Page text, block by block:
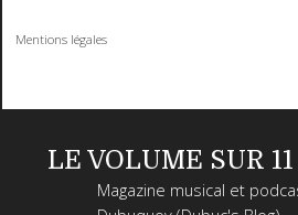
Mentions légales
LE VOLUME SUR 11
Magazine musical et